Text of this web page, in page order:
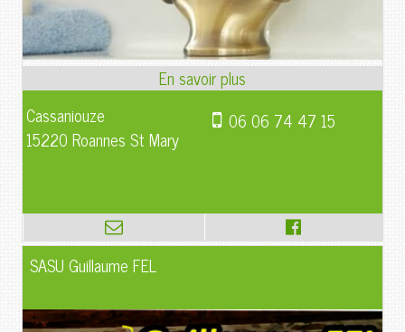
Cassaniouze
15220 Roannes St Mary
06 06 74 47 15
SASU Guillaume FEL